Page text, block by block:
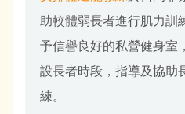
助較體弱長者進行肌力訓
予信譽良好的私營健身室
設長者時段，指導及協助
練。